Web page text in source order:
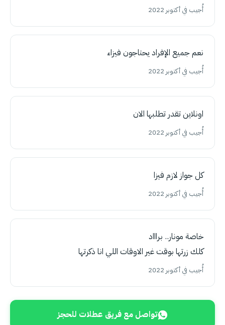
أُجيب في أكتوبر 2022
نعم جميع الإفراد يحتاجون فيزاء
أُجيب في أكتوبر 2022
اونلاين تقدر تطلبها الان
أُجيب في أكتوبر 2022
كل جواز لازم فيزا
أُجيب في أكتوبر 2022
خاصة مونار.. براااد
كلك زرتها بوقت غير الاوقات اللي انا ذكرتها
أُجيب في أكتوبر 2022
تواصل مع فريق عطلات للحجز